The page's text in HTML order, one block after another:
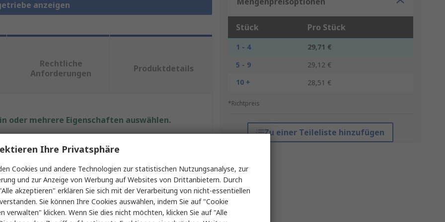
anzeigen
Stück Pro Stück
1 - 4
29,71 €
5 - 9
29,12 €
10 +
28,51 €
*Richtpreis
Zu einer Teileliste hinzufügen
Rechtliche
Anforderungen
Produktdetails
oder mehrere Eigenschaften auswählen.
RS PRO
Typ Stirnrad
10mm
Ihre Privatsphäre
Cookies und andere Technologien zur statistischen Nutzungsanalyse, zur
und zur Anzeige von Werbung auf Websites von Drittanbietern. Durch
akzeptieren" erklären Sie sich mit der Verarbeitung von nicht-essentiellen
Sie können Ihre Cookies auswählen, indem Sie auf "Cookie
verwalten" klicken. Wenn Sie dies nicht möchten, klicken Sie auf "Alle